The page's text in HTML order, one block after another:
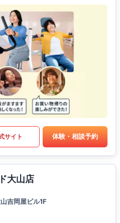
サイト 体験・相談予約
大山店
吉岡屋ビル1F